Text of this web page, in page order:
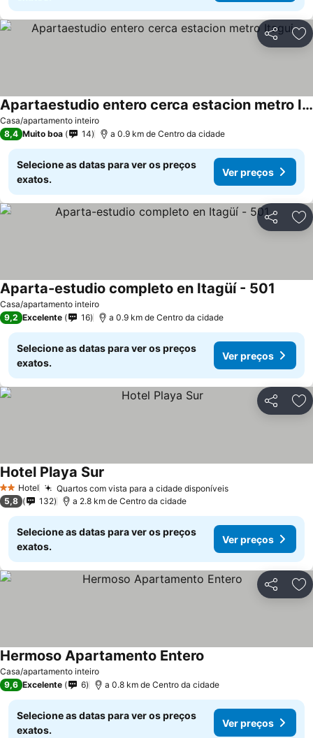
Partilhar
Casa/apartamento inteiro
Apartaestudio entero cerca estacion metro Itagui
8,4 Muito boa 14 a 0.9 km de Centro da cidade
Selecione as datas para ver os preços
exatos.
Ver preços
Partilhar
Casa/apartamento inteiro
Aparta-estudio completo en Itagüí - 501
9,2 Excelente 16 a 0.9 km de Centro da cidade
Selecione as datas para ver os preços
exatos.
Ver preços
Partilhar
2 Estrelas
Hotel Quartos com vista para a cidade disponíveis
Hotel Playa Sur
5,8 132 a 2.8 km de Centro da cidade
Selecione as datas para ver os preços
exatos.
Ver preços
Partilhar
Casa/apartamento inteiro
Hermoso Apartamento Entero
9,6 Excelente 6 a 0.8 km de Centro da cidade
Selecione as datas para ver os preços
exatos.
Ver preços